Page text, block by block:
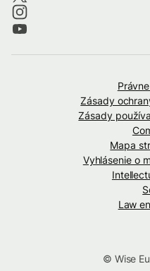
Zásady
Zásady
Mapa
Vyhlásenie o
Law
© Wise